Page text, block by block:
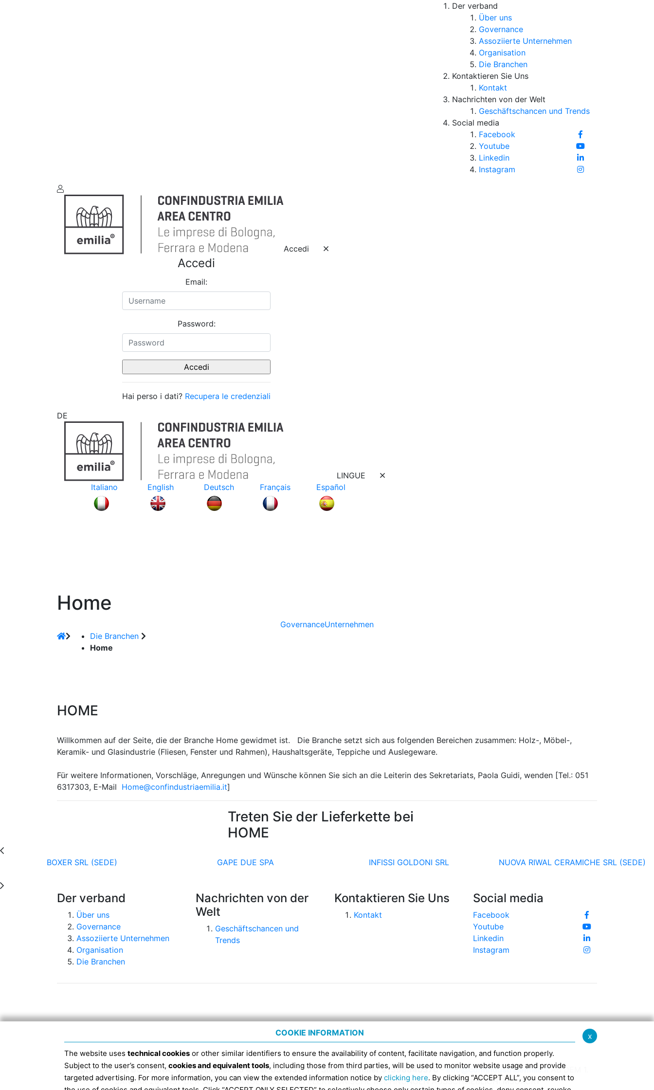
Der verband
Über uns
Governance
Assoziierte Unternehmen
Organisation
Die Branchen
Kontaktieren Sie Uns
Kontakt
Nachrichten von der Welt
Geschäftschancen und Trends
Social media
Facebook
Youtube
Linkedin
Instagram
Accedi
Accedi
Email:
Password:
Hai perso i dati? Recupera le credenziali
DE
LINGUE
Italiano
English Deutsch Français Español
Home
GovernanceUnternehmen
Die Branchen
Home
HOME
Willkommen auf der Seite, die der Branche Home gewidmet ist. Die Branche setzt sich aus folgenden Bereichen zusammen: Holz-, Möbel-,
Keramik- und Glasindustrie (Fliesen, Fenster und Rahmen), Haushaltsgeräte, Teppiche und Auslegeware.
Für weitere Informationen, Vorschläge, Anregungen und Wünsche können Sie sich an die Leiterin des Sekretariats, Paola Guidi, wenden [Tel.: 051
6317303, E-Mail Home@confindustriaemilia.it]
Treten Sie der Lieferkette bei
HOME
BOXER SRL (SEDE) GAPE DUE SPA INFISSI GOLDONI SRL NUOVA RIWAL CERAMICHE SRL (SEDE)
Der verband
Über uns
Governance
Assoziierte Unternehmen
Organisation
Die Branchen
Nachrichten von der
Welt
Geschäftschancen und
Trends
Kontaktieren Sie Uns
Kontakt
Social media
Facebook
Youtube
Linkedin
Instagram
Hauptsitz 40124 BOLOGNA, Via San Domenico 4, Tel. 051 6317111, Steuernummer 91398840370 -info@confindustriaemilia.it AB DEM 1.
JANUAR 2019 IST DER SDI-EMPFÄNGERCODE FÜR ELEKTRONISCHE RECHNUNGEN AUSSCHLIEßLICH: M5UXCR1
x
COOKIE INFORMATION
The website uses technical cookies or other similar identifiers to ensure the availability of content, facilitate navigation, and function properly.
Subject to the user’s consent, cookies and equivalent tools, including those from third parties, will be used to monitor website usage and provide
targeted advertising. For more information, you can view the extended information notice by clicking here. By clicking “ACCEPT ALL”, you consent to